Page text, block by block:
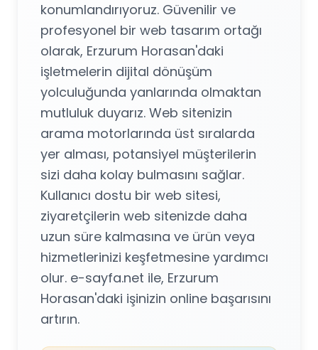
konumlandırıyoruz. Güvenilir ve
profesyonel bir web tasarım ortağı
olarak, Erzurum Horasan'daki
işletmelerin dijital dönüşüm
yolculuğunda yanlarında olmaktan
mutluluk duyarız. Web sitenizin
arama motorlarında üst sıralarda
yer alması, potansiyel müşterilerin
sizi daha kolay bulmasını sağlar.
Kullanıcı dostu bir web sitesi,
ziyaretçilerin web sitenizde daha
uzun süre kalmasına ve ürün veya
hizmetlerinizi keşfetmesine yardımcı
olur. e-sayfa.net ile, Erzurum
Horasan'daki işinizin online başarısını
artırın.